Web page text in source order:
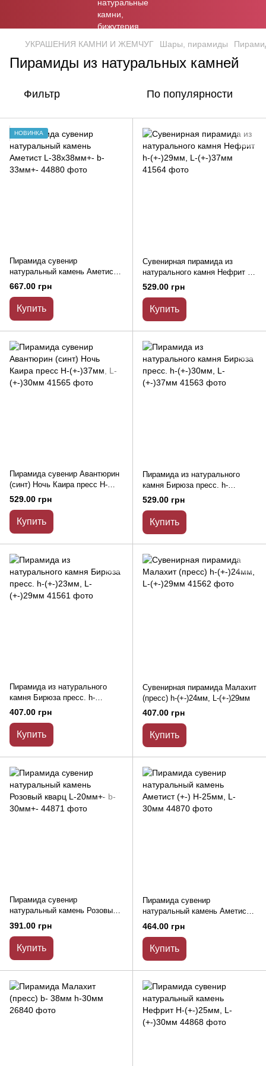
УКРАШЕНИЯ КАМНИ И ЖЕМЧУГ Шары, пирамиды
Пирамиды из натуральных камней
Фильтр По популярности
НОВИНКА
Пирамида сувенир
натуральный камень Аметист
L-38х38мм+- b-33мм+-
667.00 грн
Купить
Сувенирная пирамида из
натурального камня Нефрит h-
(+-)29мм, L-(+-)37мм
529.00 грн
Купить
Пирамида сувенир Авантюрин
(синт) Ночь Каира пресс H-
(+-)37мм, L-(+-)30мм
529.00 грн
Купить
Пирамида из натурального
камня Бирюза пресс. h-
(+-)30мм, L-(+-)37мм
529.00 грн
Купить
Пирамида из натурального
камня Бирюза пресс. h-
(+-)23мм, L-(+-)29мм
407.00 грн
Купить
Сувенирная пирамида Малахит
(пресс) h-(+-)24мм, L-(+-)29мм
407.00 грн
Купить
Пирамида сувенир
натуральный камень Розовый
кварц L-20мм+- b-30мм+-
391.00 грн
Купить
Пирамида сувенир
натуральный камень Аметист
(+-) H-25мм, L-30мм
464.00 грн
Купить